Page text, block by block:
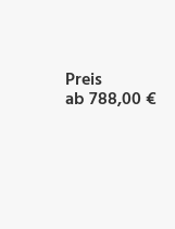
Preis
ab 788,00 €